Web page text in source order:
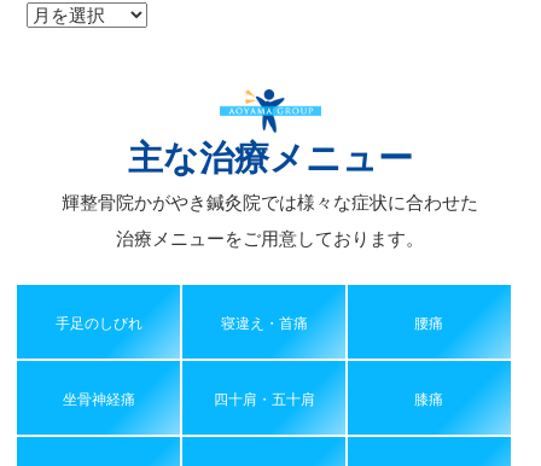
ア
主な治療メニュー
輝整骨院かがやき鍼灸院では様々な症状に合わせた
治療メニューをご用意しております。
手足のしびれ 寝違え・首痛 腰痛
坐骨神経痛 四十肩・五十肩 膝痛